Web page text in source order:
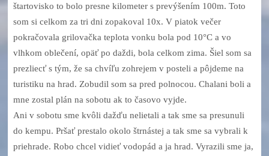
štartovisko to bolo presne kilometer s prevýšením 100m. Toto
som si celkom za tri dni zopakoval 10x. V piatok večer
pokračovala grilovačka teplota vonku bola pod 10°C a vo
vlhkom oblečení, opäť po daždi, bola celkom zima. Šiel som sa
prezliecť s tým, že sa chvíľu zohrejem v posteli a pôjdeme na
turistiku na hrad. Zobudil som sa pred polnocou. Chalani boli a
mne zostal plán na sobotu ak to časovo vyjde.
Ani v sobotu sme kvôli dažďu nelietali a tak sme sa presunuli
do kempu. Pršať prestalo okolo štrnástej a tak sme sa vybrali k
priehrade. Robo chcel vidieť vodopád a ja hrad. Vyrazili sme ja,